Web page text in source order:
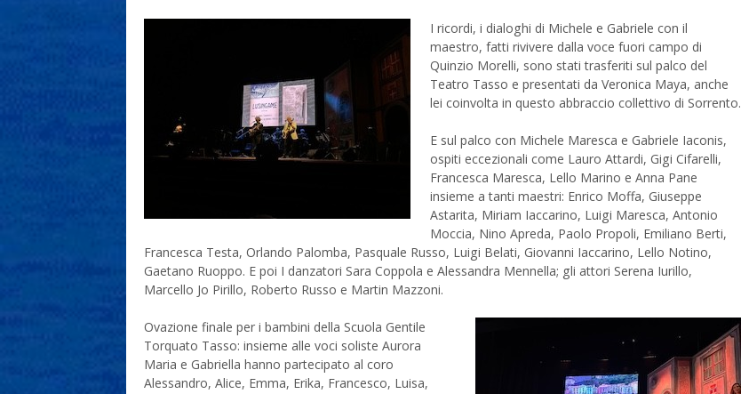
I ricordi, i dialoghi di Michele e Gabriele con il
maestro, fatti rivivere dalla voce fuori campo di
Quinzio Morelli, sono stati trasferiti sul palco del
Teatro Tasso e presentati da Veronica Maya, anche
lei coinvolta in questo abbraccio collettivo di Sorrento.
E sul palco con Michele Maresca e Gabriele Iaconis,
ospiti eccezionali come Lauro Attardi, Gigi Cifarelli,
Francesca Maresca, Lello Marino e Anna Pane
insieme a tanti maestri: Enrico Moffa, Giuseppe
Astarita, Miriam Iaccarino, Luigi Maresca, Antonio
Moccia, Nino Apreda, Paolo Propoli, Emiliano Berti,
Francesca Testa, Orlando Palomba, Pasquale Russo, Luigi Belati, Giovanni Iaccarino, Lello Notino,
Gaetano Ruoppo. E poi I danzatori Sara Coppola e Alessandra Mennella; gli attori Serena Iurillo,
Marcello Jo Pirillo, Roberto Russo e Martin Mazzoni.
Ovazione finale per i bambini della Scuola Gentile
Torquato Tasso: insieme alle voci soliste Aurora
Maria e Gabriella hanno partecipato al coro
Alessandro, Alice, Emma, Erika, Francesco, Luisa,